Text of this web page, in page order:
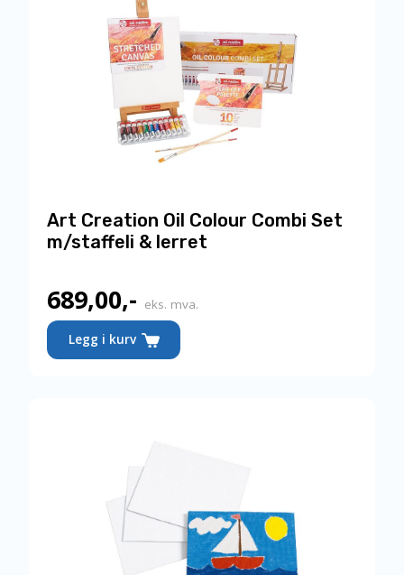
Art Creation Oil Colour Combi Set
m/staffeli & lerret
689,00,- eks. mva.
Legg i kurv